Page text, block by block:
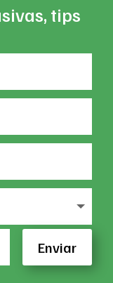
tips
Enviar